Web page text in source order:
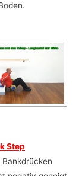
Step